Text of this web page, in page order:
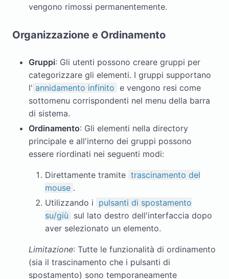
vengono rimossi permanentemente.
Organizzazione e Ordinamento
Gruppi: Gli utenti possono creare gruppi per
categorizzare gli elementi. I gruppi supportano
l' annidamento infinito e vengono resi come
sottomenu corrispondenti nel menu della barra
di sistema.
Ordinamento: Gli elementi nella directory
principale e all'interno dei gruppi possono
essere riordinati nei seguenti modi:
Direttamente tramite trascinamento del
mouse .
Utilizzando i pulsanti di spostamento
su/giù sul lato destro dell'interfaccia dopo
aver selezionato un elemento.
Limitazione: Tutte le funzionalità di ordinamento
(sia il trascinamento che i pulsanti di
spostamento) sono temporaneamente